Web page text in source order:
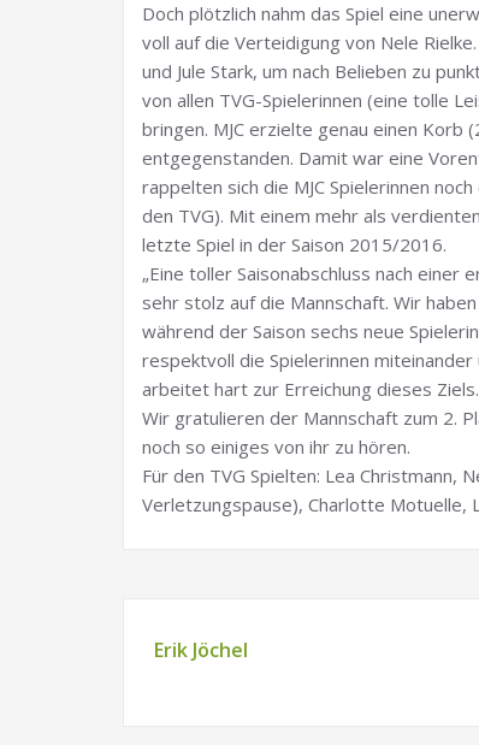
Doch plötzlich nahm das Spiel eine
voll auf die Verteidigung von Nele
und Jule Stark, um nach Belieben zu
von allen TVG-Spielerinnen (eine tolle
bringen. MJC erzielte genau einen Korb
entgegenstanden. Damit war eine
rappelten sich die MJC Spielerinnen
den TVG). Mit einem mehr als
letzte Spiel in der Saison 2015/2016.
„Eine toller Saisonabschluss nach einer
sehr stolz auf die Mannschaft. Wir
während der Saison sechs neue
respektvoll die Spielerinnen
arbeitet hart zur Erreichung dieses
Wir gratulieren der Mannschaft zum 2.
noch so einiges von ihr zu hören.
Für den TVG Spielten: Lea Christmann,
Verletzungspause), Charlotte Motuelle,
Erik Jöchel